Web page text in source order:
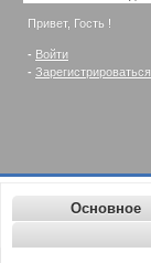
Привет, Гость !
- Войти
- Зарегистрироваться
Основное